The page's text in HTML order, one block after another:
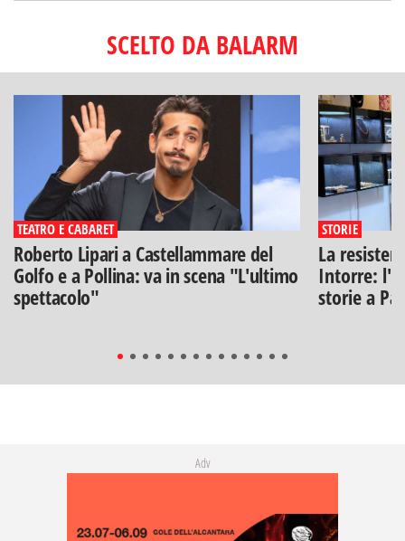
SCELTO DA BALARM
TEATRO E CABARET
Roberto Lipari a Castellammare del
Golfo e a Pollina: va in scena "L'ultimo
spettacolo"
STORIE
La
Intorre:
storie a
Adv